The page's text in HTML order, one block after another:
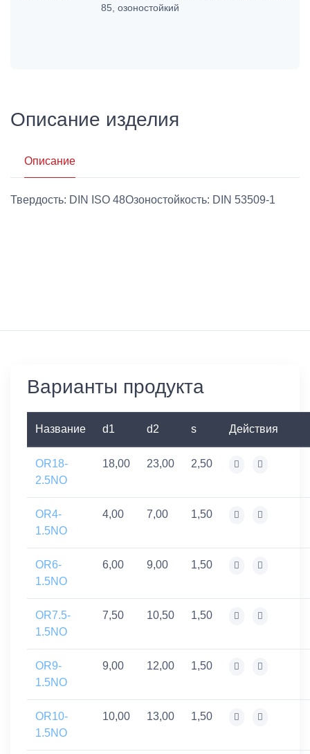
85, озоностойкий
Описание изделия
Описание
Твердость: DIN ISO 48Озоностойкость: DIN 53509-1
Варианты продукта
Название d1 d2 s Действия
OR18-
2.5NO
18,00 23,00 2,50
OR4-
1.5NO
4,00 7,00 1,50
OR6-
1.5NO
6,00 9,00 1,50
OR7.5-
1.5NO
7,50 10,50 1,50
OR9-
1.5NO
9,00 12,00 1,50
OR10-
1.5NO
10,00 13,00 1,50